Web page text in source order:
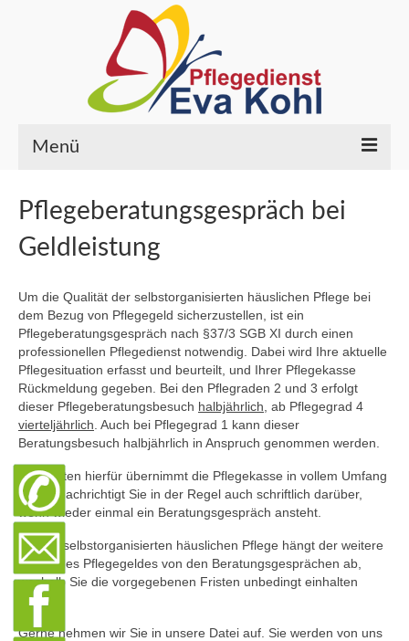
Menü
HOME
PFLEGELEISTUNGEN
Wer wir sind
Ihre Ansprechpartner
Qualität
Pflegeleitbild
Gute Gründe…
Pflegedienstleitung/PDL
Pflegeberatungsgespräch bei
Geldleistung
Um die Qualität der selbstorganisierten häuslichen Pflege bei
dem Bezug von Pflegegeld sicherzustellen, ist ein
Pflegeberatungsgespräch nach §37/3 SGB XI durch einen
professionellen Pflegedienst notwendig. Dabei wird Ihre aktuelle
Pflegesituation erfasst und beurteilt, und Ihrer Pflegekasse
Rückmeldung gegeben. Bei den Pflegraden 2 und 3 erfolgt
dieser Pflegeberatungsbesuch halbjährlich , ab Pflegegrad 4
vierteljährlich . Auch bei Pflegegrad 1 kann dieser
Beratungsbesuch halbjährlich in Anspruch genommen werden.
Die Kosten hierfür übernimmt die Pflegekasse in vollem Umfang
und benachrichtigt Sie in der Regel auch schriftlich darüber,
wenn wieder einmal ein Beratungsgespräch ansteht.
Bei der selbstorganisierten häuslichen Pflege hängt der weitere
Bezug des Pflegegeldes von den Beratungsgesprächen ab,
weshalb Sie die vorgegebenen Fristen unbedingt einhalten
sollten.
Gerne nehmen wir Sie in unsere Datei auf. Sie werden von uns